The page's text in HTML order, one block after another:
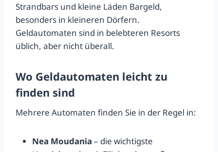
Strandbars und kleine Läden Bargeld,
besonders in kleineren Dörfern.
Geldautomaten sind in belebteren Resorts
üblich, aber nicht überall.
Wo Geldautomaten leicht zu
finden sind
Mehrere Automaten finden Sie in der Regel in:
Nea Moudania – die wichtigste